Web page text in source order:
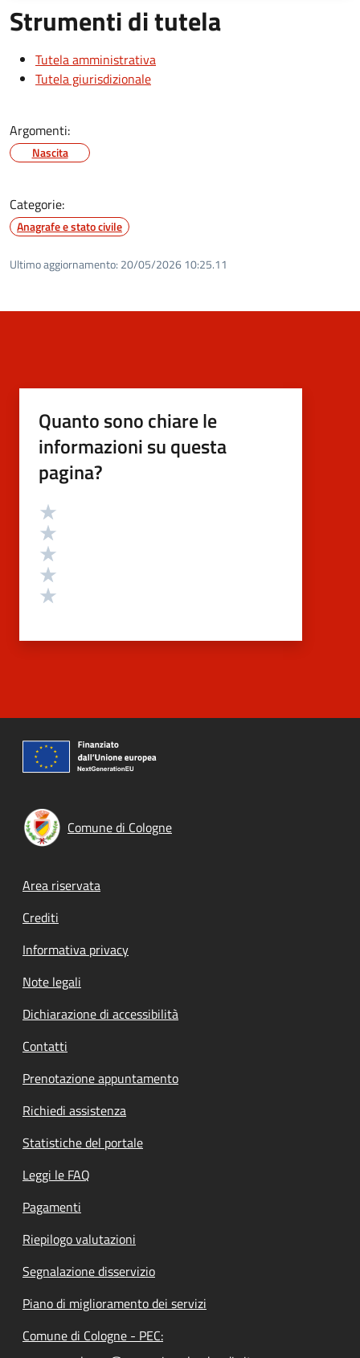
Strumenti di tutela
Tutela amministrativa
Tutela giurisdizionale
Argomenti:
Nascita
Categorie:
Anagrafe e stato civile
Ultimo aggiornamento: 20/05/2026 10:25.11
Quanto sono chiare le
informazioni su questa
pagina?
Valutazione
Comune di Cologne
Footer menu
Area riservata
Crediti
Informativa privacy
Note legali
Dichiarazione di accessibilità
Contatti
Prenotazione appuntamento
Richiedi assistenza
Statistiche del portale
Leggi le FAQ
Pagamenti
Riepilogo valutazioni
Segnalazione disservizio
Piano di miglioramento dei servizi
Comune di Cologne - PEC: